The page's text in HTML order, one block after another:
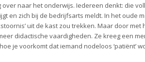
naar het onderwijs. Iedereen denkt: die
en zich bij de bedrijfsarts meldt. In het oude
uit de kast zou trekken. Maar door
didactische vaardigheden. Ze kreeg een
je voorkomt dat iemand nodeloos ‘patiënt’